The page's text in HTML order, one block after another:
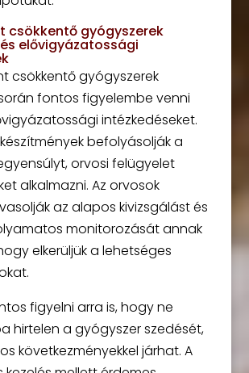
csökkentő gyógyszerek
elővigyázatossági
csökkentő gyógyszerek
fontos figyelembe venni
intézkedéseket.
befolyásolják a
orvosi felügyelet
alkalmazni. Az orvosok
az alapos kivizsgálást és
monitorozását annak
elkerüljük a lehetséges
figyelni arra is, hogy ne
hirtelen a gyógyszer szedését,
következményekkel járhat. A